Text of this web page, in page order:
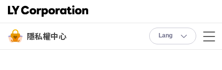
隱私權中心 Lang